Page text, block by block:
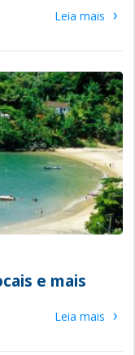
Leia mais ›
e mais
Leia mais ›